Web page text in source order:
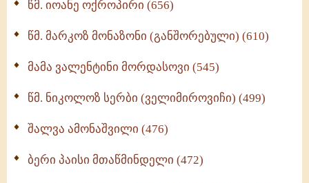
წმ. იოანე ოქროპირი (656)
წმ. მარკოზ მონაზონი (განშორებული) (610)
მამა ვალენტინი მორდასოვი (545)
წმ. ნიკოლოზ სერბი (ველიმიროვიჩი) (499)
შალვა ამონაშვილი (476)
ბერი პაისი მთაწმინდელი (472)